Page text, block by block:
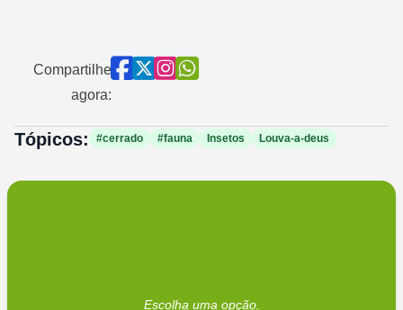
Compartilhe
agora:
Tópicos: #cerrado #fauna Insetos Louva-a-deus
Escolha uma opção.